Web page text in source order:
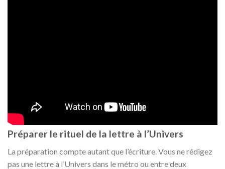
Préparer le rituel de la lettre à l’Univers
La préparation compte autant que l’écriture. Vous ne rédigez
pas une lettre à l’Univers dans le métro ou entre deux